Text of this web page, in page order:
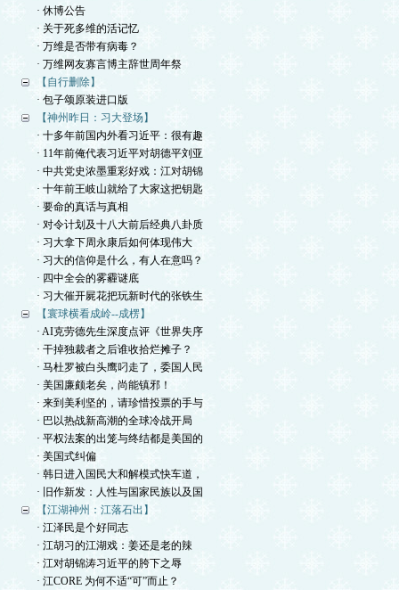
· 休博公告
· 关于死多维的活记忆
· 万维是否带有病毒？
· 万维网友寡言博主辞世周年祭
【自行删除】
· 包子颂原装进口版
【神州昨日：习大登场】
· 十多年前国内外看习近平：很有趣
· 11年前俺代表习近平对胡德平刘亚
· 中共党史浓墨重彩好戏：江对胡锦
· 十年前王岐山就给了大家这把钥匙
· 要命的真话与真相
· 对令计划及十八大前后经典八卦质
· 习大拿下周永康后如何体现伟大
· 习大的信仰是什么，有人在意吗？
· 四中全会的雾霾谜底
· 习大催开屍花把玩新时代的张铁生
【寰球横看成岭--成楞】
· AI克劳德先生深度点评《世界失序
· 干掉独裁者之后谁收拾烂摊子？
· 马杜罗被白头鹰叼走了，委国人民
· 美国廉颇老矣，尚能镇邪！
· 来到美利坚的，请珍惜投票的手与
· 巴以热战新高潮的全球冷战开局
· 平权法案的出笼与终结都是美国的
· 美国式纠偏
· 韩日进入国民大和解模式快车道，
· 旧作新发：人性与国家民族以及国
【江湖神州：江落石出】
· 江泽民是个好同志
· 江胡习的江湖戏：姜还是老的辣
· 江对胡锦涛习近平的胯下之辱
· 江CORE 为何不适“可”而止？